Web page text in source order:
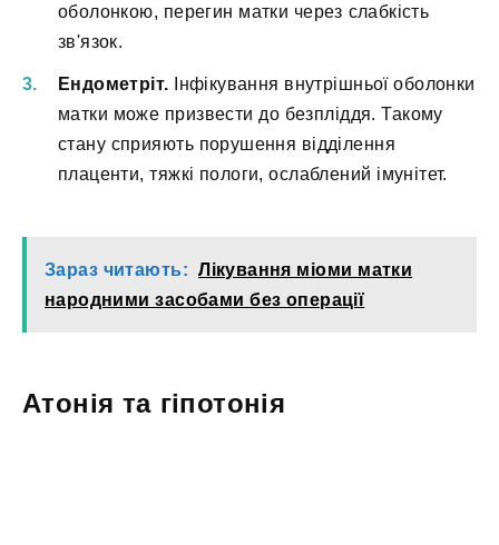
оболонкою, перегин матки через слабкість
зв'язок.
Ендометріт. Інфікування внутрішньої оболонки
матки може призвести до безпліддя. Такому
стану сприяють порушення відділення
плаценти, тяжкі пологи, ослаблений імунітет.
Зараз читають: Лікування міоми матки
народними засобами без операції
Атонія та гіпотонія